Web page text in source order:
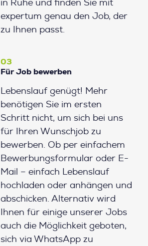
in Ruhe und finden Sie mit
expertum genau den Job, der
zu Ihnen passt.
03
Für Job bewerben
Lebenslauf genügt! Mehr
benötigen Sie im ersten
Schritt nicht, um sich bei uns
für Ihren Wunschjob zu
bewerben. Ob per einfachem
Bewerbungsformular oder E-
Mail – einfach Lebenslauf
hochladen oder anhängen und
abschicken. Alternativ wird
Ihnen für einige unserer Jobs
auch die Möglichkeit geboten,
sich via WhatsApp zu